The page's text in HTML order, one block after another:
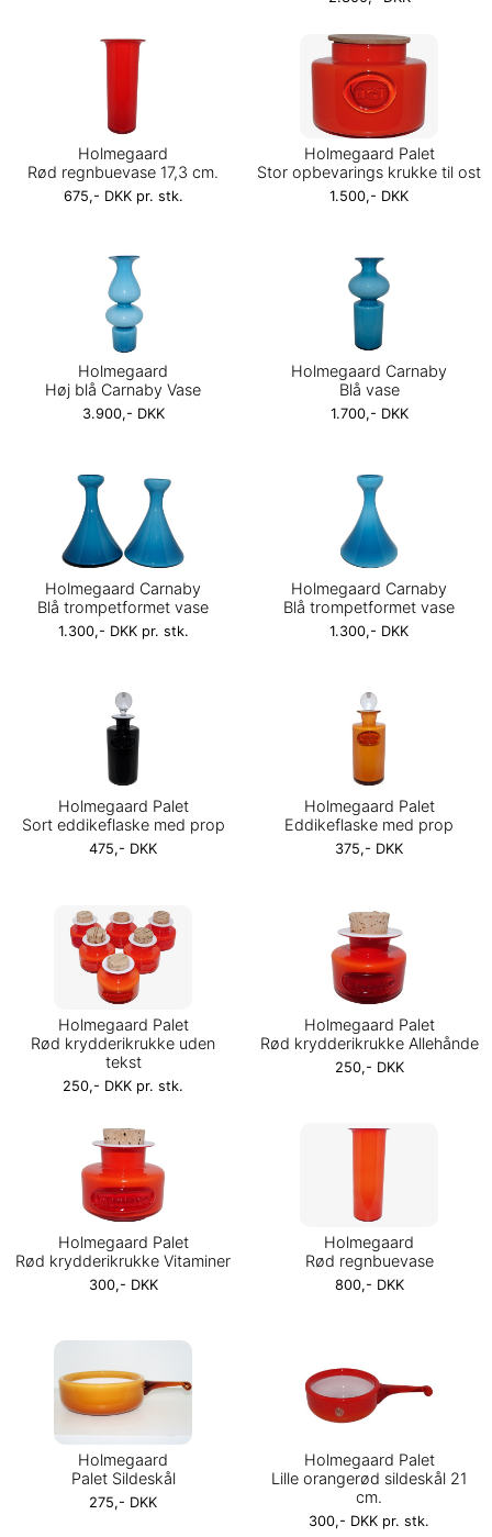
Holmegaard
Rød regnbuevase 17,3 cm.
675,- DKK pr. stk.
Holmegaard Palet
Stor opbevarings krukke til ost
1.500,- DKK
Holmegaard
Høj blå Carnaby Vase
3.900,- DKK
Holmegaard Carnaby
Blå vase
1.700,- DKK
Holmegaard Carnaby
Blå trompetformet vase
1.300,- DKK pr. stk.
Holmegaard Carnaby
Blå trompetformet vase
1.300,- DKK
Holmegaard Palet
Sort eddikeflaske med prop
475,- DKK
Holmegaard Palet
Eddikeflaske med prop
375,- DKK
Holmegaard Palet
Rød krydderikrukke uden
tekst
250,- DKK pr. stk.
Holmegaard Palet
Rød krydderikrukke Allehånde
250,- DKK
Holmegaard Palet
Rød krydderikrukke Vitaminer
300,- DKK
Holmegaard
Rød regnbuevase
800,- DKK
Holmegaard
Palet Sildeskål
275,- DKK
Holmegaard Palet
Lille orangerød sildeskål 21
cm.
300,- DKK pr. stk.